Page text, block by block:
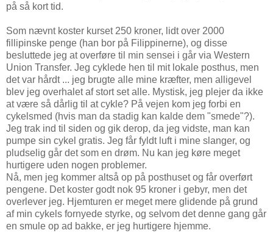
på så kort tid.
Som nævnt koster kurset 250 kroner, lidt over 2000
fillipinske penge (han bor på Filippinerne), og disse
besluttede jeg at overføre til min sensei i går via Western
Union Transfer. Jeg cyklede hen til mit lokale posthus, men
det var hårdt ... jeg brugte alle mine kræfter, men alligevel
blev jeg overhalet af stort set alle. Mystisk, jeg plejer da ikke
at være så dårlig til at cykle? På vejen kom jeg forbi en
cykelsmed (hvis man da stadig kan kalde dem "smede"?).
Jeg trak ind til siden og gik derop, da jeg vidste, man kan
pumpe sin cykel gratis. Jeg får fyldt luft i mine slanger, og
pludselig går det som en drøm. Nu kan jeg køre meget
hurtigere uden nogen problemer.
Nå, men jeg kommer altså op på posthuset og får overført
pengene. Det koster godt nok 95 kroner i gebyr, men det
overlever jeg. Hjemturen er meget mere glidende på grund
af min cykels fornyede styrke, og selvom det denne gang går
en smule op ad bakke, er jeg hurtigere hjemme.